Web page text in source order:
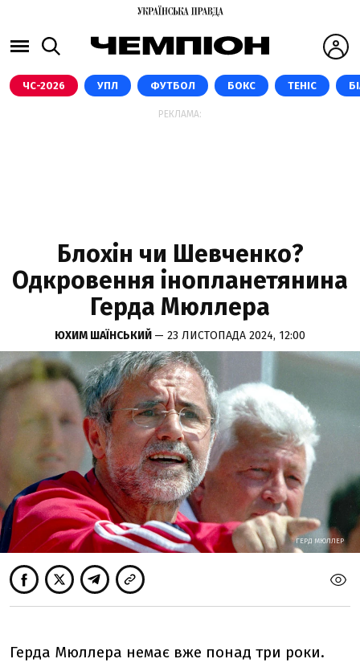
ЧС-2026 УПЛ ФУТБОЛ БОКС ТЕНІС
РЕКЛАМА:
Блохін чи Шевченко?
Одкровення інопланетянина
Герда Мюллера
ЮХИМ ШАЇНСЬКИЙ — 23 ЛИСТОПАДА 2024, 12:00
ГЕРД МЮЛЛЕР
Герда Мюллера немає вже понад три роки.